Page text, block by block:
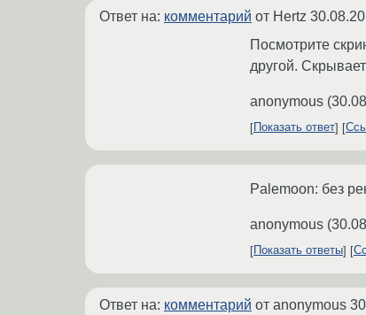
Ответ на: комментарий от Hertz
Посмотрите
другой.
anonymous (
Показать ответ
Palemoon: без
anonymous (
Показать ответы
Ответ на: комментарий от anonymous